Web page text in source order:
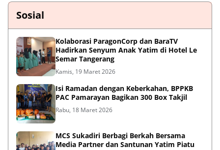
Sosial
Kolaborasi ParagonCorp dan BaraTV
Hadirkan Senyum Anak Yatim di Hotel Le
Semar Tangerang
Kamis, 19 Maret 2026
Isi Ramadan dengan Keberkahan, BPPKB
PAC Pamarayan Bagikan 300 Box Takjil
Rabu, 18 Maret 2026
MCS Sukadiri Berbagi Berkah Bersama
Media Partner dan Santunan Yatim Piatu